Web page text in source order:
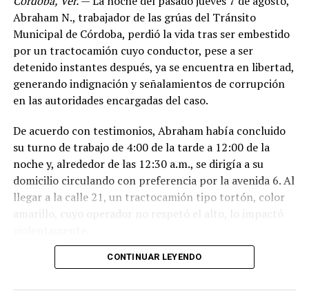
Abraham N., trabajador de las grúas del Tránsito
Municipal de Córdoba, perdió la vida tras ser embestido
por un tractocamión cuyo conductor, pese a ser
detenido instantes después, ya se encuentra en libertad,
generando indignación y señalamientos de corrupción
en las autoridades encargadas del caso.
De acuerdo con testimonios, Abraham había concluido
su turno de trabajo de 4:00 de la tarde a 12:00 de la
noche y, alrededor de las 12:30 a.m., se dirigía a su
domicilio circulando con preferencia por la avenida 6. Al
llegar a la calle 21, un tractocamión tipo tortón, color
amarillo, cuyo operador no respetó el alto, lo impactó
El conductor, identificado como Adán “N.”, de
fue interceptado por taxistas y jóvenes del Modelogar
CONTINUAR LEYENDO